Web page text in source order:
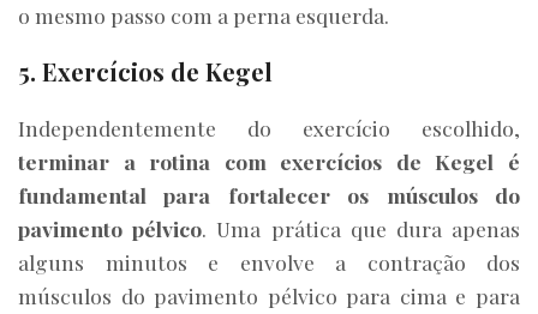
o mesmo passo com a perna esquerda.
5. Exercícios de Kegel
Independentemente do exercício escolhido,
terminar a rotina com exercícios de Kegel é
fundamental para fortalecer os músculos do
pavimento pélvico. Uma prática que dura apenas
alguns minutos e envolve a contração dos
músculos do pavimento pélvico para cima e para